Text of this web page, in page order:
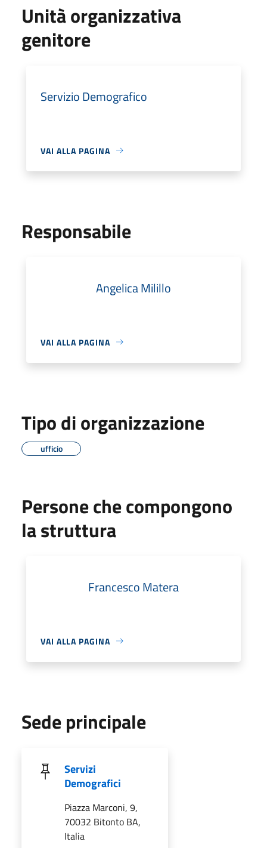
Unità organizzativa
genitore
Servizio Demografico
VAI ALLA PAGINA
Responsabile
Angelica Milillo
VAI ALLA PAGINA
Tipo di organizzazione
ufficio
Persone che compongono
la struttura
Francesco Matera
VAI ALLA PAGINA
Sede principale
Servizi
Demografici
Piazza Marconi, 9,
70032 Bitonto BA,
Italia